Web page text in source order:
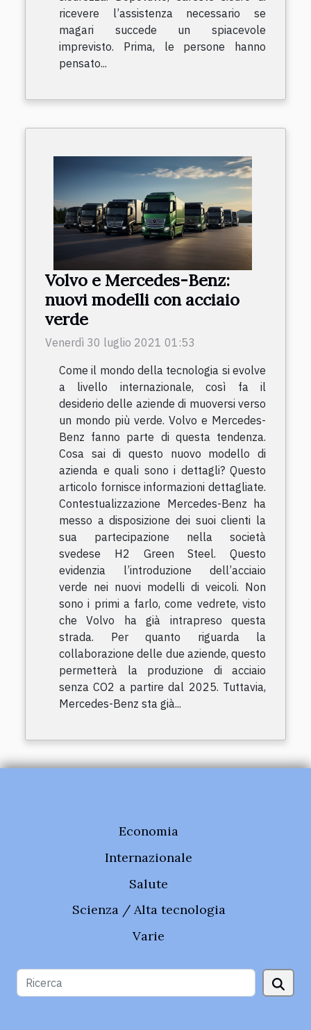
ricevere l’assistenza necessario se
magari succede un spiacevole
imprevisto. Prima, le persone hanno
pensato...
Volvo e Mercedes-Benz:
nuovi modelli con acciaio
verde
Venerdì 30 luglio 2021 01:53
Come il mondo della tecnologia si evolve
a livello internazionale, così fa il
desiderio delle aziende di muoversi verso
un mondo più verde. Volvo e Mercedes-
Benz fanno parte di questa tendenza.
Cosa sai di questo nuovo modello di
azienda e quali sono i dettagli? Questo
articolo fornisce informazioni dettagliate.
Contestualizzazione Mercedes-Benz ha
messo a disposizione dei suoi clienti la
sua partecipazione nella società
svedese H2 Green Steel. Questo
evidenzia l’introduzione dell’acciaio
verde nei nuovi modelli di veicoli. Non
sono i primi a farlo, come vedrete, visto
che Volvo ha già intrapreso questa
strada. Per quanto riguarda la
collaborazione delle due aziende, questo
permetterà la produzione di acciaio
senza CO2 a partire dal 2025. Tuttavia,
Mercedes-Benz sta già...
Economia
Internazionale
Salute
Scienza / Alta tecnologia
Varie